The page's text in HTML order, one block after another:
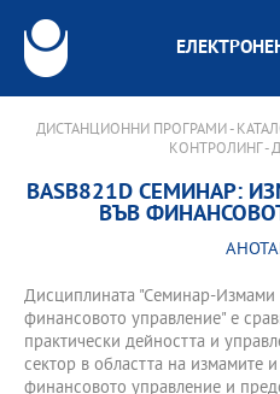
ДИСТАНЦИОННИ ПРОГРАМИ -
КОНТРОЛИНГ -
BASB821D СЕМИНАР:
ВЪВ
Дисциплината "Семинар-Измами
финансовото управление" е
практически дейността и
сектор в областта на измамите
финансовото управление и